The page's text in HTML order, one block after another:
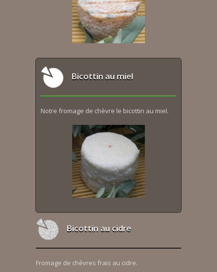
Bicottin au miel
Notre fromage de chèvre le bicottin au miel.
Bicottin au cidre
Fromage de chèvres frais au cidre.